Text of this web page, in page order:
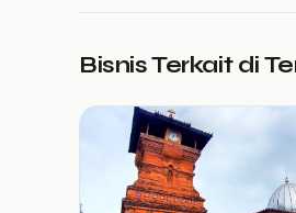
Bisnis Terkait di